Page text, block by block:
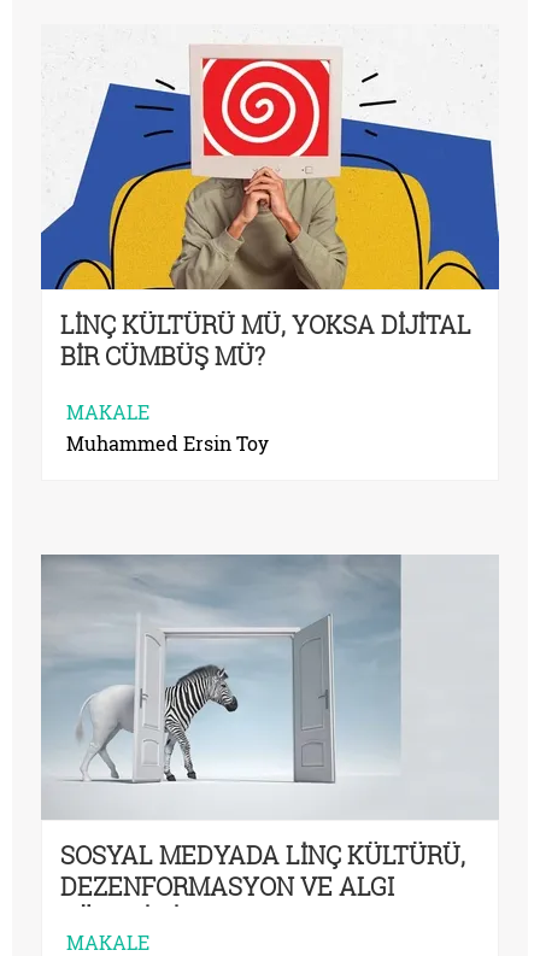
LİNÇ KÜLTÜRÜ MÜ, YOKSA DİJİTAL
BİR CÜMBÜŞ MÜ?
MAKALE
Muhammed Ersin Toy
SOSYAL MEDYADA LİNÇ KÜLTÜRÜ,
DEZENFORMASYON VE ALGI
YÖNETİMİ
MAKALE